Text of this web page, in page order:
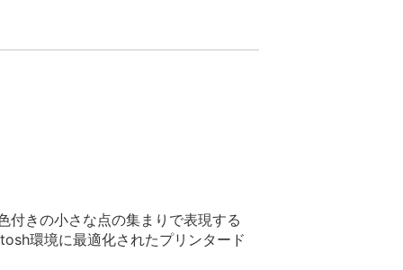
付きの小さな点の集まりで表現する
環境に最適化されたプリンタード